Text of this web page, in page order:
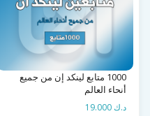
1000 متابع لينكد إن من جميع
أنحاء العالم
د.ك 19.000